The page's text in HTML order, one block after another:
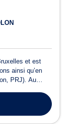
et est
ainsi qu’en
PRJ). Au
sociétés,